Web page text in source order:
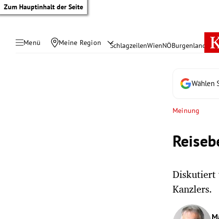
Zum Hauptinhalt der Seite
Menü Meine Region SchlagzeilenWienNÖBurgenland
Wählen
Meinung
Diskutiert
Kanzlers.